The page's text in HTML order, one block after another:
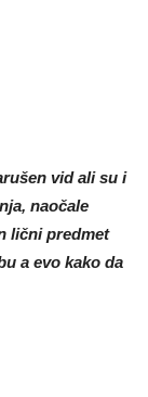
vid ali su i
naočale
lični predmet
a evo kako da